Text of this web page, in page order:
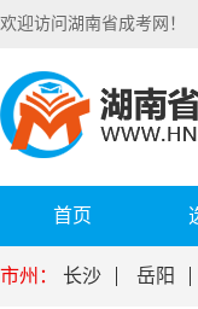
欢迎访问湖南省成考网！
首页
市州： 长沙 岳阳